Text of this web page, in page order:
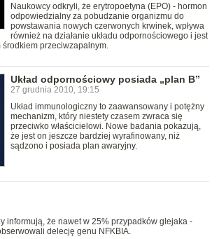
Naukowcy odkryli, że erytropoetyna (EPO) - hormon
odpowiedzialny za pobudzanie organizmu do
powstawania nowych czerwonych krwinek, wpływa
również na działanie układu odpornościowego i jest
przeciwzapalnym.
Układ odpornościowy posiada „plan B”
27 grudnia 2010, 19:15
Układ immunologiczny to zaawansowany i potężny
mechanizm, który niestety czasem zwraca się
przeciwko właścicielowi. Nowe badania pokazują,
że jest on jeszcze bardziej wyrafinowany, niż
sądzono i posiada plan awaryjny.
informują, że nawet w 25% przypadków glejaka -
delecję genu NFKBIA.